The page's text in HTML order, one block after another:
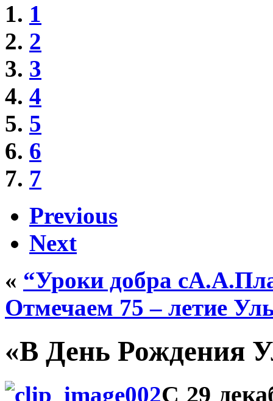
1
2
3
4
5
6
7
Previous
Next
« “Уроки добра
Отмечаем 75 – летие
«В День Рождения
С 29